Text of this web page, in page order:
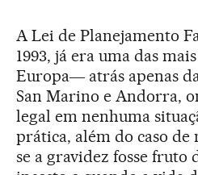
A Lei de Planejamento
1993, já era uma das
Europa― atrás apenas
San Marino e Andorra,
legal em nenhuma
prática, além do caso de
se a gravidez fosse fruto